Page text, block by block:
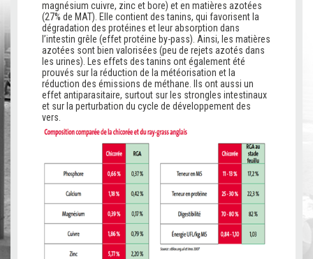
magnésium cuivre, zinc et bore) et en matières azotées
(27% de MAT). Elle contient des tanins, qui favorisent la
dégradation des protéines et leur absorption dans
l’intestin grêle (effet protéine by-pass). Ainsi, les matières
azotées sont bien valorisées (peu de rejets azotés dans
les urines). Les effets des tanins ont également été
prouvés sur la réduction de la météorisation et la
réduction des émissions de méthane. Ils ont aussi un
effet antiparasitaire, surtout sur les strongles intestinaux
et sur la perturbation du cycle de développement des
vers.